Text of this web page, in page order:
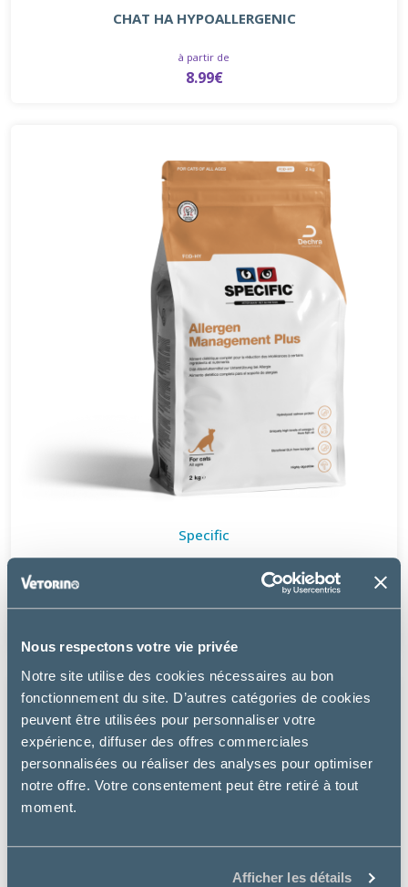
Nous respectons votre vie privée
Notre site utilise des cookies nécessaires au bon
fonctionnement du site. D’autres catégories de cookies
peuvent être utilisées pour personnaliser votre
expérience, diffuser des offres commerciales
personnalisées ou réaliser des analyses pour optimiser
notre offre. Votre consentement peut être retiré à tout
moment.
Afficher les détails
CHAT HA HYPOALLERGENIC
à partir de
8.99€
Specific
FOD-HY ALLERGEN MANAGEMENT PLUS - CHAT
à partir de